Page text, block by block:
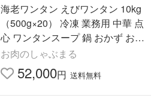
海老ワンタン えびワンタン 10kg
（500g×20） 冷凍 業務用 中華 点
心 ワンタンスープ 鍋 おかず お取
り寄せ 冷凍食品 爆買
お肉のしゃぶまる
52,000円 送料無料